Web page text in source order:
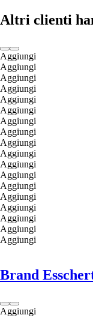
Altri clienti
Aggiungi
Aggiungi
Aggiungi
Aggiungi
Aggiungi
Aggiungi
Aggiungi
Aggiungi
Aggiungi
Aggiungi
Aggiungi
Aggiungi
Aggiungi
Aggiungi
Aggiungi
Aggiungi
Aggiungi
Aggiungi
Brand
Aggiungi